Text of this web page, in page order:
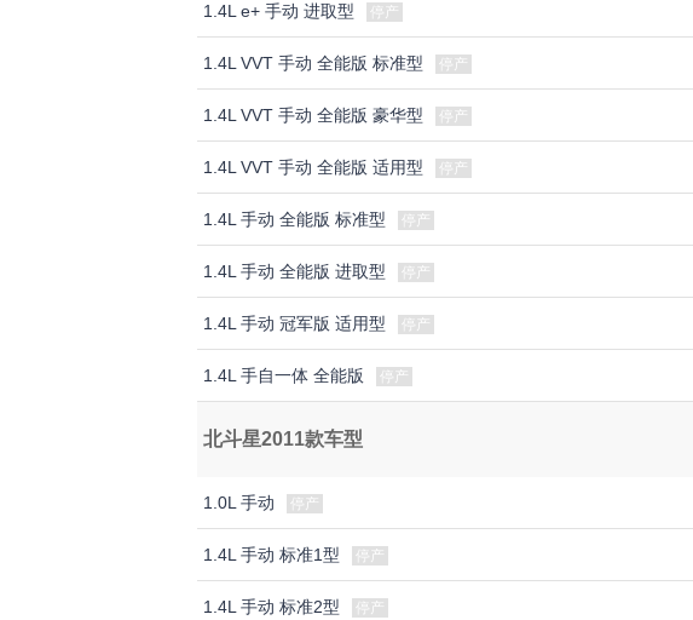
1.4L e+ 手动 进取型 停产
1.4L VVT 手动 全能版 标准型 停产
1.4L VVT 手动 全能版 豪华型 停产
1.4L VVT 手动 全能版 适用型 停产
1.4L 手动 全能版 标准型 停产
1.4L 手动 全能版 进取型 停产
1.4L 手动 冠军版 适用型 停产
1.4L 手自一体 全能版 停产
北斗星2011款车型
1.0L 手动 停产
1.4L 手动 标准1型 停产
1.4L 手动 标准2型 停产